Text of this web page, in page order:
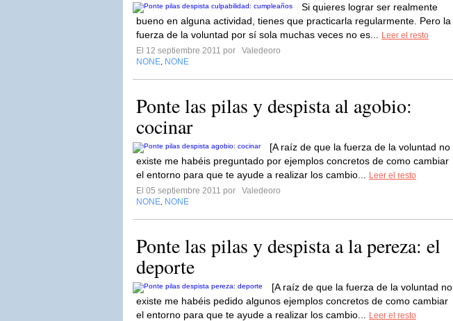
Si quieres lograr ser realmente
bueno en alguna actividad, tienes que practicarla regularmente. Pero la
fuerza de la voluntad por sí sola muchas veces no es...
Leer el resto
El 12 septiembre 2011 por
Valedeoro
NONE NONE
Ponte las pilas y despista al agobio:
cocinar
[A raíz de que la fuerza de la voluntad no
existe me habéis preguntado por ejemplos concretos de como cambiar
el entorno para que te ayude a realizar los cambio...
Leer el resto
El 05 septiembre 2011 por
Valedeoro
NONE NONE
Ponte las pilas y despista a la pereza: el
deporte
[A raíz de que la fuerza de la voluntad no
existe me habéis pedido algunos ejemplos concretos de como cambiar
el entorno para que te ayude a realizar los cambio...
Leer el resto